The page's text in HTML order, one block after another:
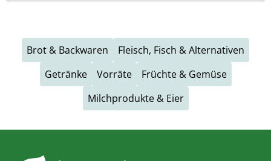
Brot & Backwaren
Fleisch, Fisch & Alternativen
Getränke
Vorräte
Früchte & Gemüse
Milchprodukte & Eier